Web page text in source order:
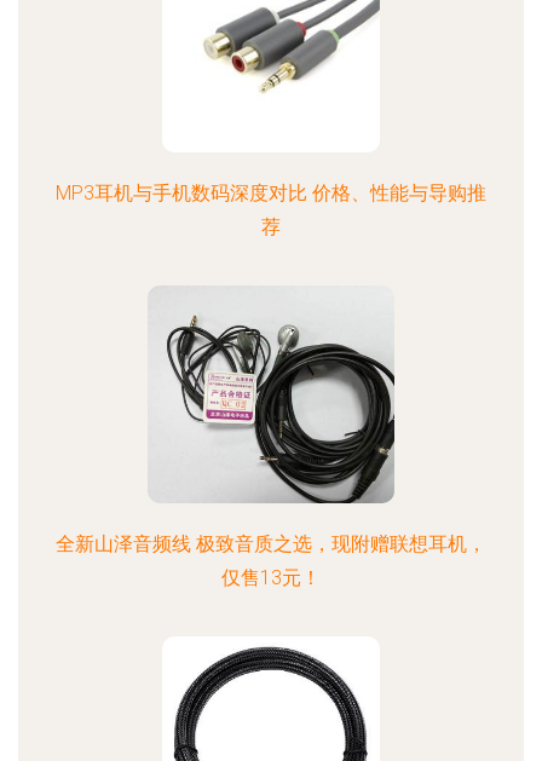
MP3耳机与手机数码深度对比 价格、性能与导购推
荐
全新山泽音频线 极致音质之选，现附赠联想耳机，
仅售13元！